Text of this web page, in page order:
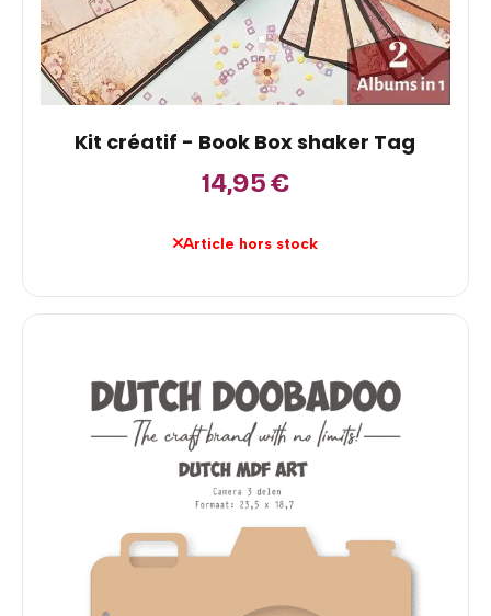
Kit créatif - Book Box shaker Tag
14,95€
Article hors stock